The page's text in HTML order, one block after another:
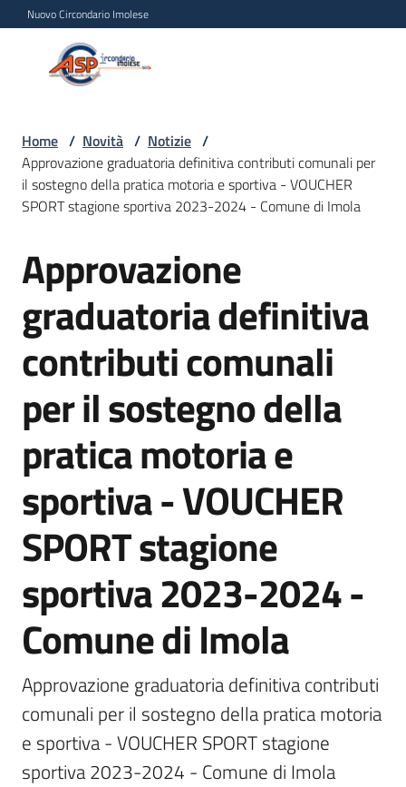
Vai al contenuto
Vai alla navigazione
Vai al footer
Nuovo Circondario Imolese
Persona
Circondario
Imolese
Chi
siamo
Servizi
Novità
Menu selezionato
Documenti
e
dati
Sostieni
l'ASP
utili
Home / Novità / Notizie /
Approvazione graduatoria definitiva contributi comunali per
il sostegno della pratica motoria e sportiva - VOUCHER
SPORT stagione sportiva 2023-2024 - Comune di Imola
Salta al contenuto
Approvazione
graduatoria definitiva
contributi comunali
per il sostegno della
pratica motoria e
sportiva - VOUCHER
SPORT stagione
sportiva 2023-2024 -
Comune di Imola
Approvazione graduatoria definitiva contributi
comunali per il sostegno della pratica motoria
e sportiva - VOUCHER SPORT stagione
sportiva 2023-2024 - Comune di Imola